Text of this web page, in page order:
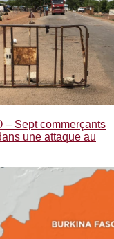
– Sept commerçants
une attaque au